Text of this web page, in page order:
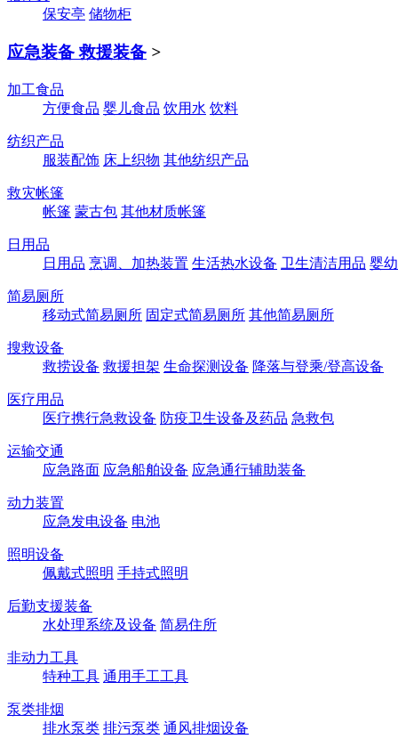
保安亭 储物柜
应急装备 救援装备 >
加工食品
方便食品 婴儿食品 饮用水 饮料
纺织产品
服装配饰 床上织物 其他纺织产品
救灾帐篷
帐篷 蒙古包 其他材质帐篷
日用品
日用品 烹调、加热装置 生活热水设备 卫生清洁用品 婴
简易厕所
移动式简易厕所 固定式简易厕所 其他简易厕所
搜救设备
救捞设备 救援担架 生命探测设备 降落与登乘/登高设备
医疗用品
医疗携行急救设备 防疫卫生设备及药品 急救包
运输交通
应急路面 应急船舶设备 应急通行辅助装备
动力装置
应急发电设备 电池
照明设备
佩戴式照明 手持式照明
后勤支援装备
水处理系统及设备 简易住所
非动力工具
特种工具 通用手工工具
泵类排烟
排水泵类 排污泵类 通风排烟设备